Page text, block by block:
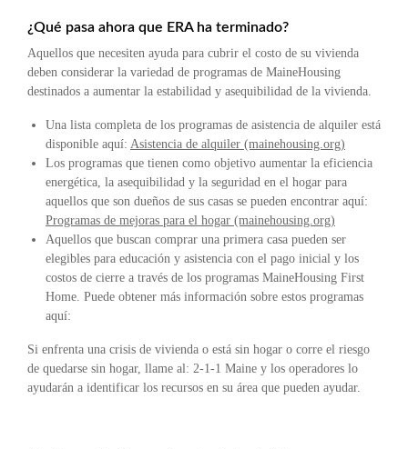
¿Qué pasa ahora que ERA ha terminado?
Aquellos que necesiten ayuda para cubrir el costo de su vivienda
deben considerar la variedad de programas de MaineHousing
destinados a aumentar la estabilidad y asequibilidad de la vivienda.
Una lista completa de los programas de asistencia de alquiler está
disponible aquí: Asistencia de alquiler (mainehousing.org)
Los programas que tienen como objetivo aumentar la eficiencia
energética, la asequibilidad y la seguridad en el hogar para
aquellos que son dueños de sus casas se pueden encontrar aquí:
Programas de mejoras para el hogar (mainehousing.org)
Aquellos que buscan comprar una primera casa pueden ser
elegibles para educación y asistencia con el pago inicial y los
costos de cierre a través de los programas MaineHousing First
Home. Puede obtener más información sobre estos programas
aquí:
Si enfrenta una crisis de vivienda o está sin hogar o corre el riesgo
de quedarse sin hogar, llame al: 2-1-1 Maine y los operadores lo
ayudarán a identificar los recursos en su área que pueden ayudar.